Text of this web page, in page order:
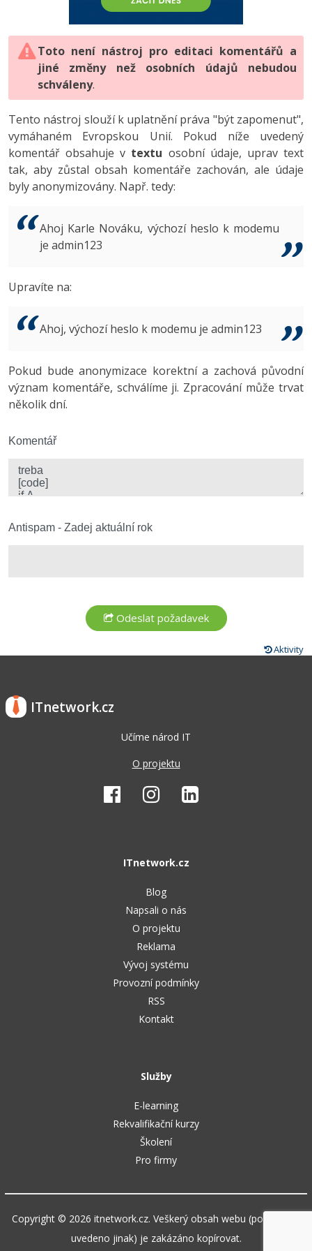
HTML5, CSS3, Bootstrap, SEO
SQL a databáze
Testování a verzování
UML a návrhové vzory
React
Spring
ASP.NET MVC
Best practices
PHP
JavaScript
Python
HTML / CSS
UML a návrhové vzory
MySQL/MariaDB
MS-SQL
Vývojář mobilních aplikací
C# Game developer
Tester
Systémový administrátor
3D grafik
Copywriter
WordPress specialista
-80%
JavaScript -80%
PHP -80%
Swift -80%
Kotlin -80%
VB.NET
Algoritmy -41%
Umělá inteligence (AI) -10%
Digitální gramotnost
Marketing
WordPress
SEO
UX
Business
Copywriting
Windows
-80%
Adobe Illustrator -80%
Adobe Lightroom
Adobe XD
Adobe InDesign -25%
Adobe After Effects
Inkscape
Fórum
Toto není nástroj pro editaci komentářů a
jiné změny než osobních údajů nebudou
schváleny.
Tento nástroj slouží k uplatnění práva "být zapomenut",
vymáhaném Evropskou Unií. Pokud níže uvedený
komentář obsahuje v textu osobní údaje, uprav text
tak, aby zůstal obsah komentáře zachován, ale údaje
byly anonymizovány. Např. tedy:
Ahoj Karle Nováku, výchozí heslo k modemu
je admin123
Upravíte na:
Ahoj, výchozí heslo k modemu je admin123
Pokud bude anonymizace korektní a zachová původní
význam komentáře, schválíme ji. Zpracování může trvat
několik dní.
Komentář
Antispam - Zadej aktuální rok
Aktivity
ITnetwork.cz
Učíme národ IT
O projektu
ITnetwork.cz
Blog
Napsali o nás
O projektu
Reklama
Vývoj systému
Provozní podmínky
RSS
Kontakt
Služby
E-learning
Rekvalifikační kurzy
Školení
Pro firmy
Copyright © 2026 itnetwork.cz. Veškerý obsah webu (pokud není
uvedeno jinak) je zakázáno kopírovat.